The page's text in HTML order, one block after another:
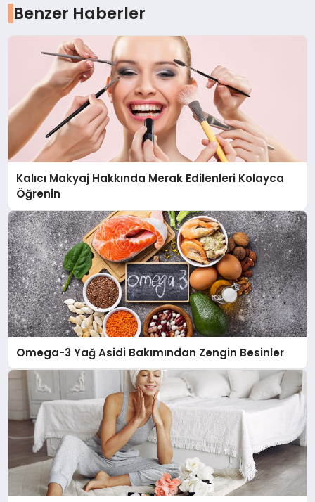
Benzer Haberler
Kalıcı Makyaj Hakkında Merak Edilenleri Kolayca
Öğrenin
Omega-3 Yağ Asidi Bakımından Zengin Besinler